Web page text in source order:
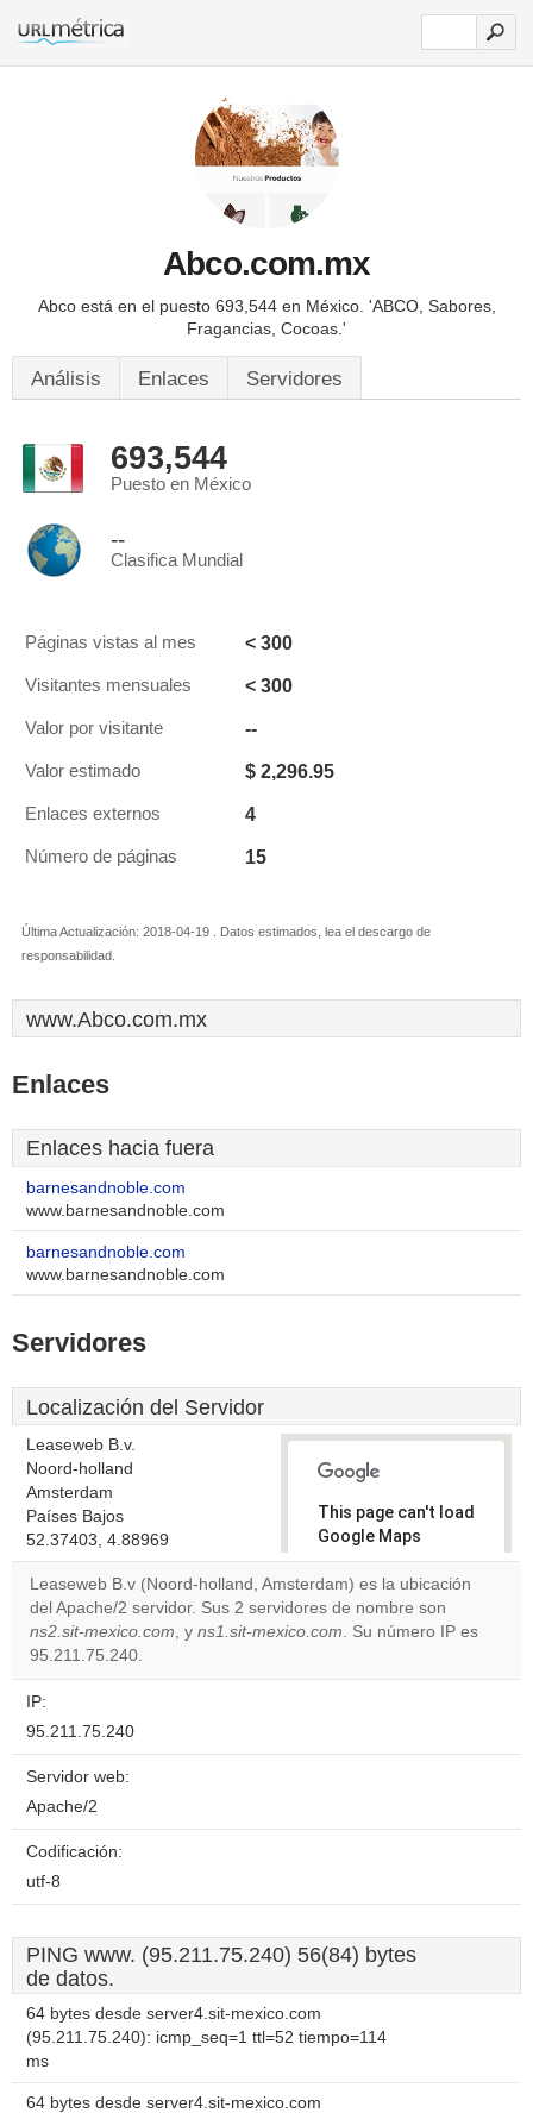
Abco.com.mx
Abco está en el puesto 693,544 en México. 'ABCO, Sabores,
Fragancias, Cocoas.'
Análisis Enlaces Servidores
693,544
Puesto en México
--
Clasifica Mundial
Páginas vistas al mes < 300
Visitantes mensuales < 300
Valor por visitante --
Valor estimado $ 2,296.95
Enlaces externos 4
Número de páginas 15
Última Actualización: 2018-04-19 . Datos estimados, lea el descargo de
responsabilidad.
www.Abco.com.mx
Enlaces
Enlaces hacia fuera
barnesandnoble.com
www.barnesandnoble.com
barnesandnoble.com
www.barnesandnoble.com
Servidores
Localización del Servidor
Leaseweb B.v.
Noord-holland
Amsterdam
Países Bajos
52.37403, 4.88969
This page can't load
Google Maps
correctly.
Do you
own this
OK
Leaseweb B.v (Noord-holland, Amsterdam) es la ubicación
del Apache/2 servidor. Sus 2 servidores de nombre son
ns2.sit-mexico.com, y ns1.sit-mexico.com. Su número IP es
95.211.75.240.
IP:
95.211.75.240
Servidor web:
Apache/2
Codificación:
utf-8
PING www. (95.211.75.240) 56(84) bytes
de datos.
64 bytes desde server4.sit-mexico.com
(95.211.75.240): icmp_seq=1 ttl=52 tiempo=114
ms
64 bytes desde server4.sit-mexico.com